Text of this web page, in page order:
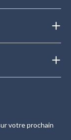
votre prochain